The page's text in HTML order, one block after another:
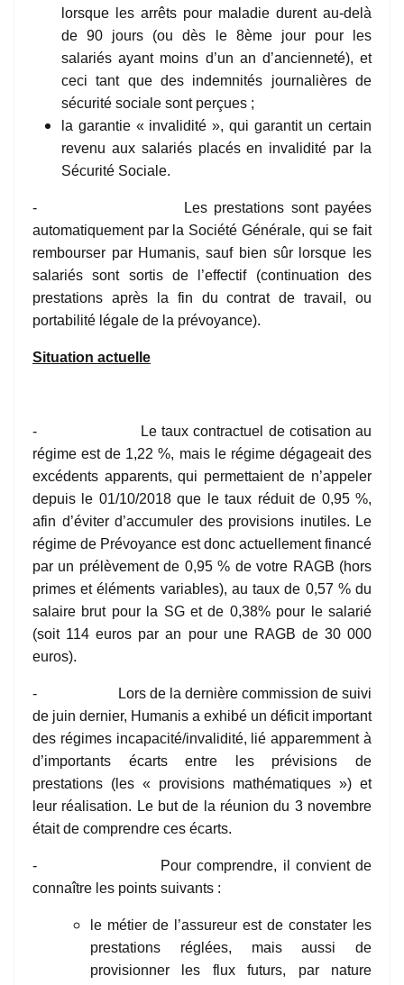
lorsque les arrêts pour maladie durent au-delà
de 90 jours (ou dès le 8ème jour pour les
salariés ayant moins d’un an d’ancienneté), et
ceci tant que des indemnités journalières de
sécurité sociale sont perçues ;
la garantie « invalidité », qui garantit un certain
revenu aux salariés placés en invalidité par la
Sécurité Sociale.
- Les prestations sont payées
automatiquement par la Société Générale, qui se fait
rembourser par Humanis, sauf bien sûr lorsque les
salariés sont sortis de l’effectif (continuation des
prestations après la fin du contrat de travail, ou
portabilité légale de la prévoyance).
Situation actuelle
- Le taux contractuel de cotisation au
régime est de 1,22 %, mais le régime dégageait des
excédents apparents, qui permettaient de n’appeler
depuis le 01/10/2018 que le taux réduit de 0,95 %,
afin d’éviter d’accumuler des provisions inutiles. Le
régime de Prévoyance est donc actuellement financé
par un prélèvement de 0,95 % de votre RAGB (hors
primes et éléments variables), au taux de 0,57 % du
salaire brut pour la SG et de 0,38% pour le salarié
(soit 114 euros par an pour une RAGB de 30 000
euros).
- Lors de la dernière commission de suivi
de juin dernier, Humanis a exhibé un déficit important
des régimes incapacité/invalidité, lié apparemment à
d’importants écarts entre les prévisions de
prestations (les « provisions mathématiques ») et
leur réalisation. Le but de la réunion du 3 novembre
était de comprendre ces écarts.
- Pour comprendre, il convient de
connaître les points suivants :
le métier de l’assureur est de constater les
prestations réglées, mais aussi de
provisionner les flux futurs, par nature